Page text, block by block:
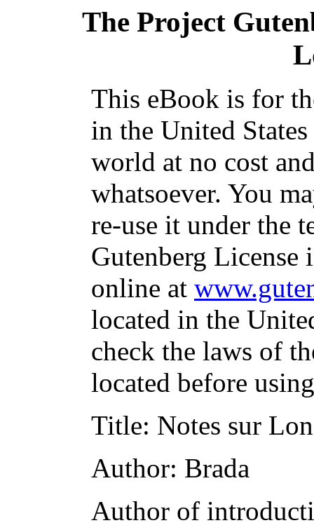
The Project
This eBook is for
in the United
world at no cost
whatsoever. You
re-use it under the
Gutenberg
online at
located in the
check the laws of
located before
Title: Notes sur
Author: Brada
Author of